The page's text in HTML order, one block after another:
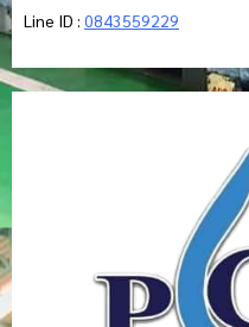
Line ID : 0843559229